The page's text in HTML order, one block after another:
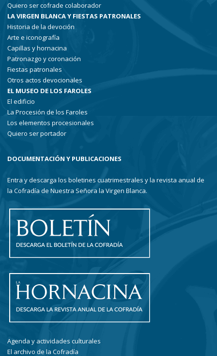
Quiero ser cofrade colaborador
LA VIRGEN BLANCA Y FIESTAS PATRONALES
Historia de la devoción
Arte e iconografía
Capillas y hornacina
Patronazgo y coronación
Fiestas patronales
Otros actos devocionales
EL MUSEO DE LOS FAROLES
El edificio
La Procesión de los Faroles
Los elementos procesionales
Quiero ser portador
DOCUMENTACIÓN Y PUBLICACIONES
Entra y descarga los boletines cuatrimestrales y la revista anual de
la Cofradía de Nuestra Señora la Virgen Blanca.
Agenda y actividades culturales
El archivo de la Cofradía